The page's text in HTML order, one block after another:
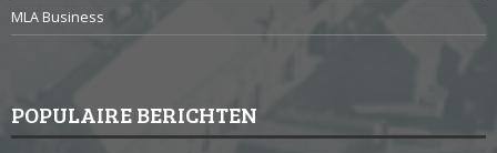
MLA Business
POPULAIRE BERICHTEN